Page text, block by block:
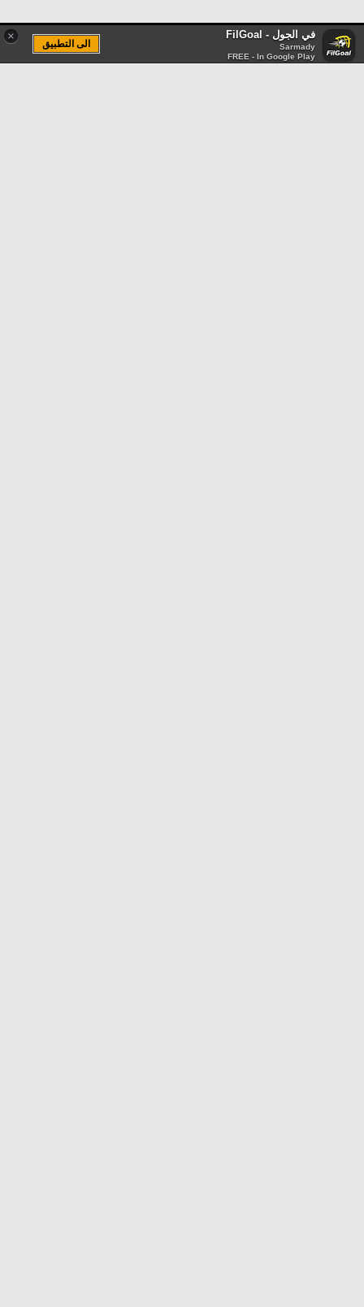
× في الجول - FilGoal
Sarmady
FREE - In Google Play
الى التطبيق